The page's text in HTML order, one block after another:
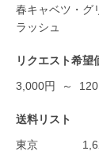
春キャベツ・グ
ラッシュ
リクエスト希望
3,000円 ～
送料リスト
東京